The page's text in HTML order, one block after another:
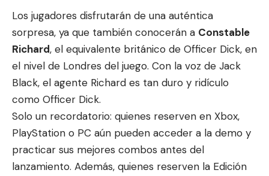
Los jugadores disfrutarán de una auténtica
sorpresa, ya que también conocerán a Constable
Richard, el equivalente británico de Officer Dick, en
el nivel de Londres del juego. Con la voz de Jack
Black, el agente Richard es tan duro y ridículo
como Officer Dick.
Solo un recordatorio: quienes reserven en Xbox,
PlayStation o PC aún pueden acceder a la demo y
practicar sus mejores combos antes del
lanzamiento. Además, quienes reserven la Edición